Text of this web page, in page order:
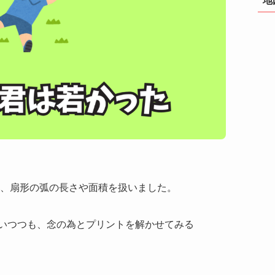
形の弧の長さや面積を扱いました。
つつも、念の為とプリントを解かせてみる